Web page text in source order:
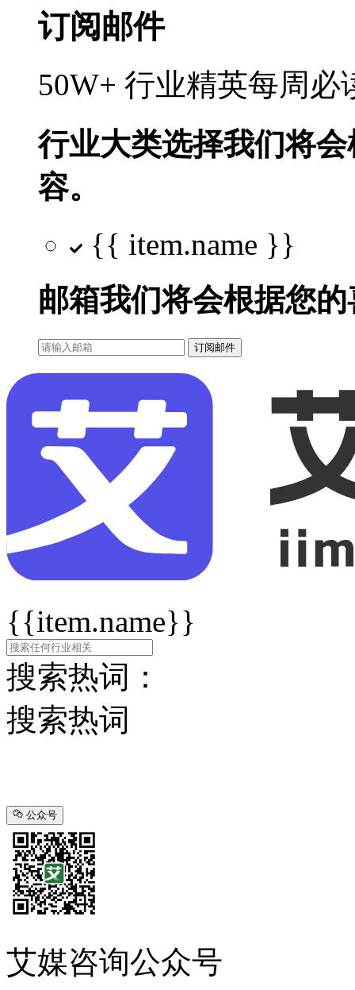
订阅邮件
50W+ 行业精英每周
行业大类选择我们将
容。
{{ item.name }}
邮箱我们将会根据您
订阅邮件
{{item.name}}
搜索热词：
搜索热词
公众号
艾媒咨询公众号